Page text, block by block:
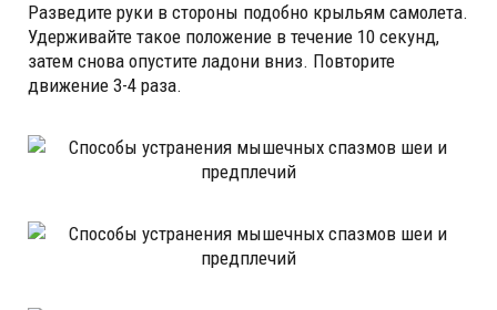
Разведите руки в стороны подобно крыльям самолета.
Удерживайте такое положение в течение 10 секунд,
затем снова опустите ладони вниз. Повторите
движение 3-4 раза.